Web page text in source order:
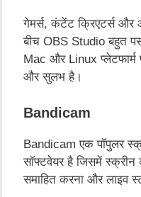
गेमर्स,कंटेंट क्रिएटर्स और
बीच OBS Studioबहुत
Mac औरLinuxप्लेटफार्म
और सुलभ है।
Bandicam
Bandicamएक पॉपुलर
सॉफ्टवेयर है जिसमें स्क्रीन
समाहित करना और लाइव